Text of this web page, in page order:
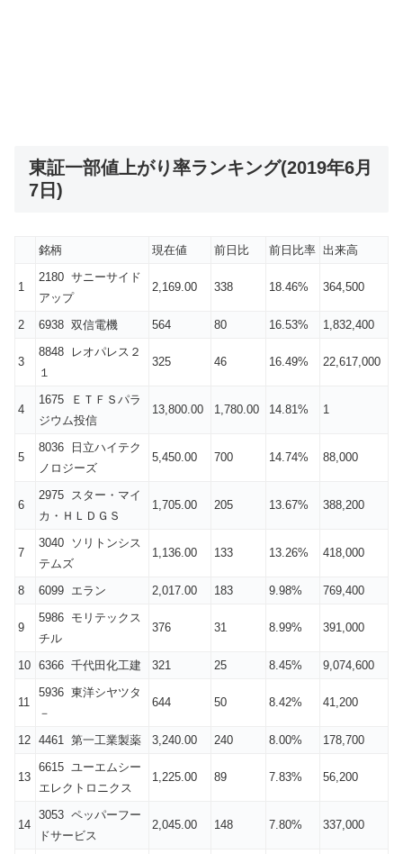
東証一部値上がり率ランキング(2019年6月
7日)
銘柄 現在値 前日比 前日比率 出来高
1
2180 サニーサイド
アップ
2,169.00 338 18.46% 364,500
2 6938 双信電機 564 80 16.53% 1,832,400
3
8848 レオパレス２
１
325 46 16.49% 22,617,000
4
1675 ＥＴＦＳパラ
ジウム投信
13,800.00 1,780.00 14.81% 1
5
8036 日立ハイテク
ノロジーズ
5,450.00 700 14.74% 88,000
6
2975 スター・マイ
カ・ＨＬＤＧＳ
1,705.00 205 13.67% 388,200
7
3040 ソリトンシス
テムズ
1,136.00 133 13.26% 418,000
8 6099 エラン 2,017.00 183 9.98% 769,400
9
5986 モリテックス
チル
376 31 8.99% 391,000
10 6366 千代田化工建 321 25 8.45% 9,074,600
11
5936 東洋シヤツタ
－
644 50 8.42% 41,200
12 4461 第一工業製薬 3,240.00 240 8.00% 178,700
13
6615 ユーエムシー
エレクトロニクス
1,225.00 89 7.83% 56,200
14
3053 ペッパーフー
ドサービス
2,045.00 148 7.80% 337,000